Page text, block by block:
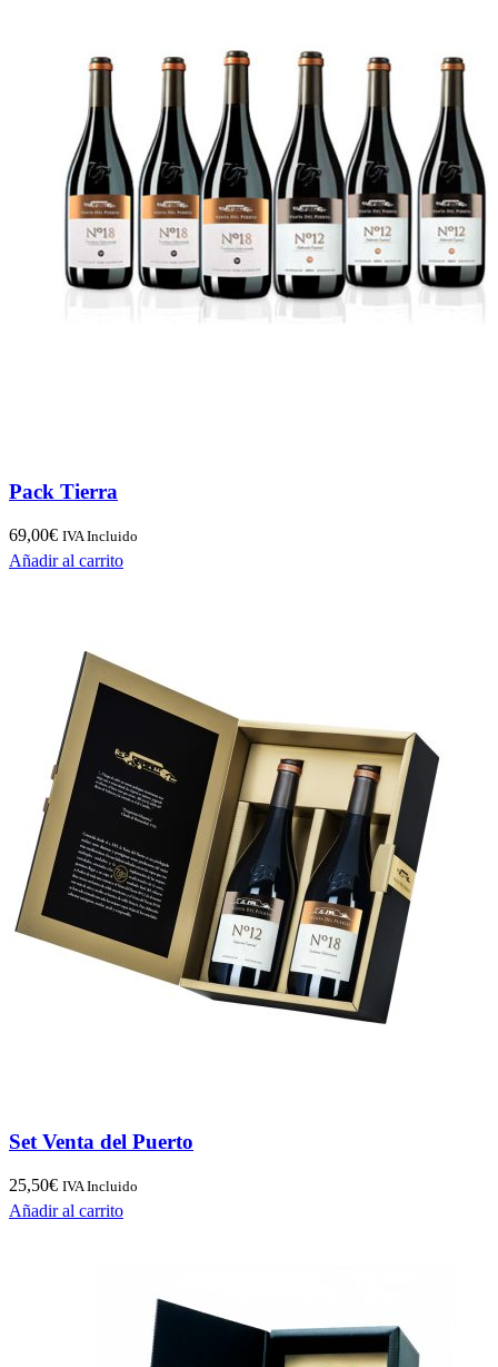
Pack Tierra
69,00€ IVA Incluido
Añadir al carrito
Set Venta del Puerto
25,50€ IVA Incluido
Añadir al carrito